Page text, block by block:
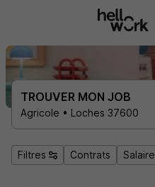
TROUVER MON JOB
Agricole • Loches 37600
Filtres Contrats Salaire